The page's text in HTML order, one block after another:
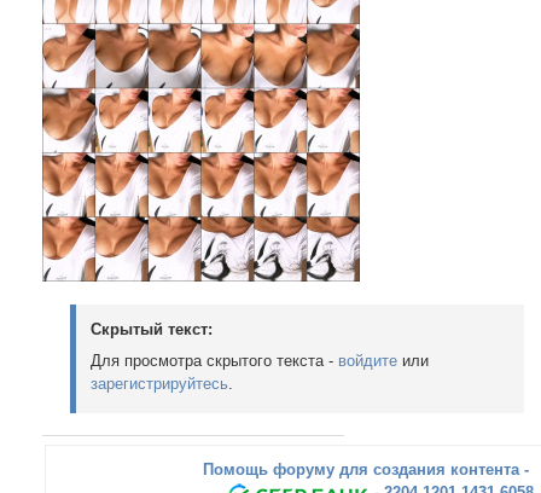
Скрытый текст:
Для просмотра скрытого текста - войдите или
зарегистрируйтесь.
Помощь форуму для создания контента -